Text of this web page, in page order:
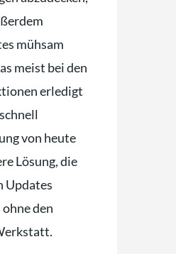
mühsam
meist bei den
erledigt
von heute
Lösung, die
Updates
den